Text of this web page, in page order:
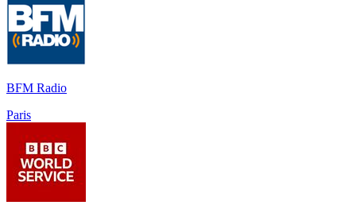
BFM Radio
Paris